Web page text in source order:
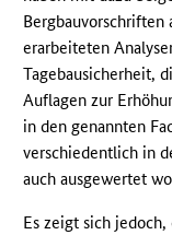
Bergbauvorschriften
erarbeiteten
Tagebausicherheit,
Auflagen zur
in den genannten
verschiedentlich in
auch ausgewertet
Es zeigt sich